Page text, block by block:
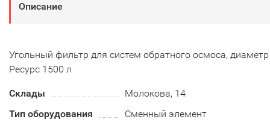
Описание
Угольный фильтр для систем обратного осмоса,
Ресурс 1500 л
Склады
Молокова, 14
Тип оборудования
Сменный элемент